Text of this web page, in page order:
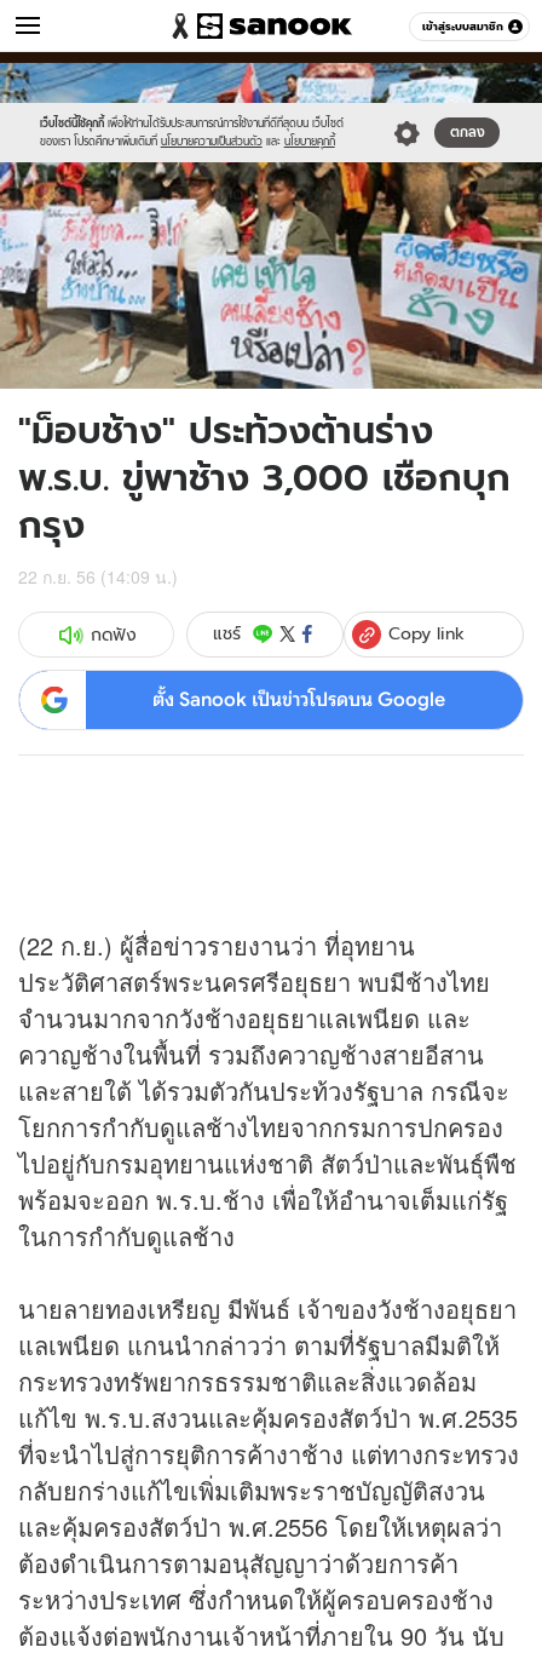
เข้าสู่ระบบสมาชิก
ข่าว หมวดอื่นๆ
เว็บไซต์นี้ใช้คุกกี้ เพื่อให้ท่านได้รับประสบการณ์การใช้งานที่ดีที่สุดบน เว็บไซต์
ของเรา โปรดศึกษาเพิ่มเติมที่ นโยบายความเป็นส่วนตัว และ นโยบายคุกกี้
ตกลง
Sanook
//s.isanook.com/sr/0/images/logo-
new-
sanook.png
600
60
//s.isanook.com/ns/0/ud/242/1210239/22.jpg
"ม็อบช้าง" ประท้วงต้านร่าง
พ.ร.บ. ขู่พาช้าง 3,000 เชือกบุก
กรุง
22 ก.ย. 56 (14:09 น.)
กดฟัง แชร์ Copy link
ตั้ง Sanook เป็นข่าวโปรดบน Google
(22 ก.ย.) ผู้สื่อข่าวรายงานว่า ที่อุทยาน
ประวัติศาสตร์พระนครศรีอยุธยา พบมีช้างไทย
จำนวนมากจากวังช้างอยุธยาแลเพนียด และ
ควาญช้างในพื้นที่ รวมถึงควาญช้างสายอีสาน
และสายใต้ ได้รวมตัวกันประท้วงรัฐบาล กรณีจะ
โยกการกำกับดูแลช้างไทยจากกรมการปกครอง
ไปอยู่กับกรมอุทยานแห่งชาติ สัตว์ป่าและพันธุ์พืช
พร้อมจะออก พ.ร.บ.ช้าง เพื่อให้อำนาจเต็มแก่รัฐ
ในการกำกับดูแลช้าง
นายลายทองเหรียญ มีพันธ์ เจ้าของวังช้างอยุธยา
แลเพนียด แกนนำกล่าวว่า ตามที่รัฐบาลมีมติให้
กระทรวงทรัพยากรธรรมชาติและสิ่งแวดล้อม
แก้ไข พ.ร.บ.สงวนและคุ้มครองสัตว์ป่า พ.ศ.2535
ที่จะนำไปสู่การยุติการค้างาช้าง แต่ทางกระทรวง
กลับยกร่างแก้ไขเพิ่มเติมพระราชบัญญัติสงวน
และคุ้มครองสัตว์ป่า พ.ศ.2556 โดยให้เหตุผลว่า
ต้องดำเนินการตามอนุสัญญาว่าด้วยการค้า
ระหว่างประเทศ ซึ่งกำหนดให้ผู้ครอบครองช้าง
ต้องแจ้งต่อพนักงานเจ้าหน้าที่ภายใน 90 วัน นับ